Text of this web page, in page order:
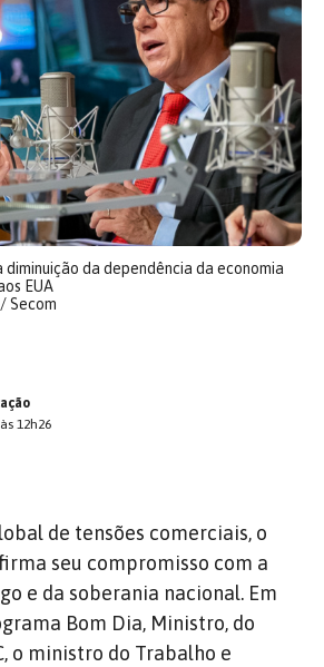
da dependência da economia
EUA
Secom
12h26
de tensões comerciais, o
seu compromisso com a
e da soberania nacional. Em
Bom Dia, Ministro, do
o ministro do Trabalho e